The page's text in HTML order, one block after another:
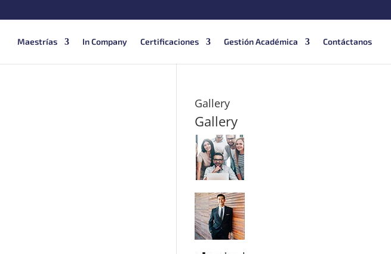
Maestrías In Company Certificaciones Gestión Académica Contáctanos
Gallery
Gallery